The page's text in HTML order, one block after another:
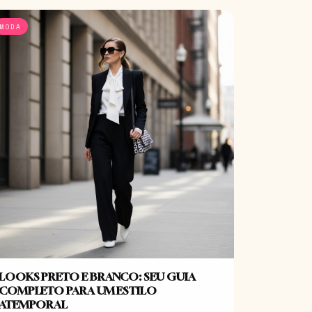
MODA
PRETO E BRANCO: SEU GUIA
PARA UM ESTILO